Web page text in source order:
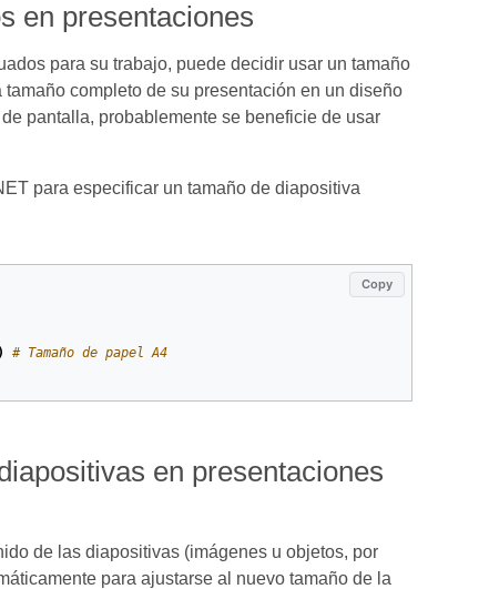
en presentaciones
para su trabajo, puede decidir usar un tamaño
completo de su presentación en un diseño
pantalla, probablemente se beneficie de usar
para especificar un tamaño de diapositiva
Copy
# Tamaño de papel A4
en presentaciones
de las diapositivas (imágenes u objetos, por
para ajustarse al nuevo tamaño de la